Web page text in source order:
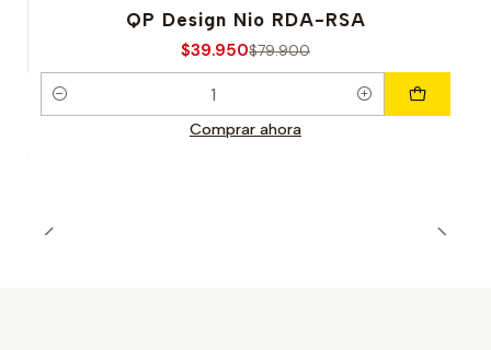
QP Design Nio RDA-RSA
$39.950$79.900
Cantidad
Comprar ahora